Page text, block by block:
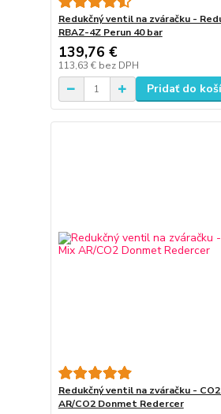
Redukčný ventil na zváračku -
RBAZ-4Z Perun 40 bar
139,76 €
113,63 € bez DPH
Pridať do
Redukčný ventil na zváračku -
AR/CO2 Donmet Redercer